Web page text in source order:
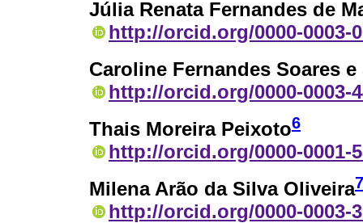
Júlia Renata Fernandes de
http://orcid.org/0000-0003-
Caroline Fernandes Soares e
http://orcid.org/0000-0003-
Thais Moreira Peixoto6
http://orcid.org/0000-0001-
Milena Arão da Silva Oliveira7
http://orcid.org/0000-0003-